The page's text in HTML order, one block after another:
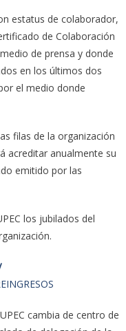
estatus de colaborador,
de Colaboración
de prensa y donde
en los últimos dos
el medio donde
filas de la organización
acreditar anualmente su
emitido por las
los jubilados del
cambia de centro de